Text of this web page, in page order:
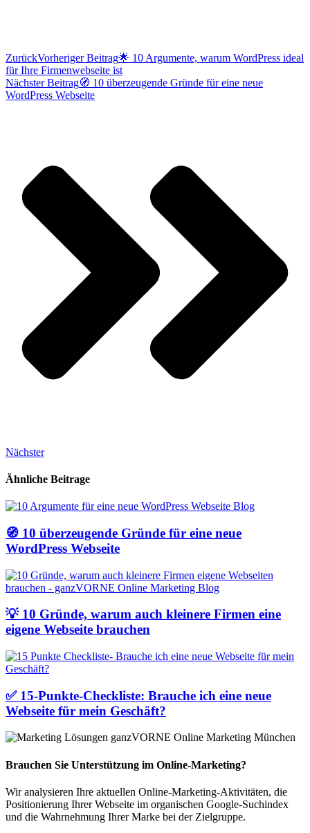
ZurückVorheriger Beitrag🌟 10 Argumente, warum WordPress ideal
für Ihre Firmenwebseite ist
Nächster Beitrag🧭 10 überzeugende Gründe für eine neue
WordPress Webseite
Nächster
Ähnliche Beitrage
🧭 10 überzeugende Gründe für eine neue
WordPress Webseite
💡 10 Gründe, warum auch kleinere Firmen eine
eigene Webseite brauchen
✅ 15-Punkte-Checkliste: Brauche ich eine neue
Webseite für mein Geschäft?
Brauchen Sie Unterstützung im Online-Marketing?
Wir analysieren Ihre aktuellen Online-Marketing-Aktivitäten, die
Positionierung Ihrer Webseite im organischen Google-Suchindex
und die Wahrnehmung Ihrer Marke bei der Zielgruppe.